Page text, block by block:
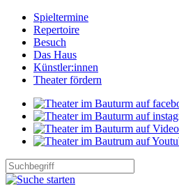
Spieltermine
Repertoire
Besuch
Das Haus
Künstler:innen
Theater fördern